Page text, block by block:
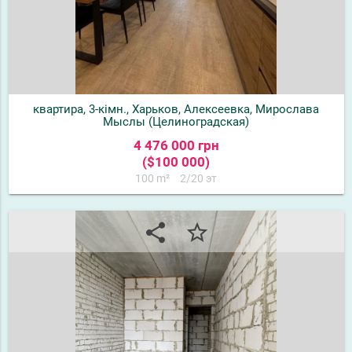
квартира, 3-кімн., Харьков, Алексеевка, Мирослава
Мыслы (Целиноградская)
4 476 000 грн
($100 000)
100 m² 2/20 эт
share star_border